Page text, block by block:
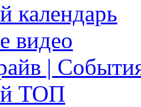
календарь
видео
|
ТОП